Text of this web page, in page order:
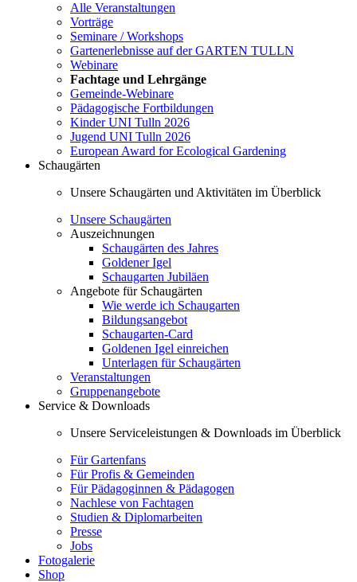
Alle Veranstaltungen
Vorträge
Seminare / Workshops
Gartenerlebnisse auf der GARTEN TULLN
Webinare
Fachtage und Lehrgänge
Gemeinde-Webinare
Pädagogische Fortbildungen
Kinder UNI Tulln 2026
Jugend UNI Tulln 2026
European Award for Ecological Gardening
Schaugärten
Unsere Schaugärten und Aktivitäten im Überblick
Unsere Schaugärten
Auszeichnungen
Schaugärten des Jahres
Goldener Igel
Schaugarten Jubiläen
Angebote für Schaugärten
Wie werde ich Schaugarten
Bildungsangebot
Schaugarten-Card
Goldenen Igel einreichen
Unterlagen für Schaugärten
Veranstaltungen
Gruppenangebote
Service & Downloads
Unsere Serviceleistungen & Downloads im Überblick
Für Gartenfans
Für Profis & Gemeinden
Für Pädagoginnen & Pädagogen
Nachlese von Fachtagen
Studien & Diplomarbeiten
Presse
Jobs
Fotogalerie
Shop